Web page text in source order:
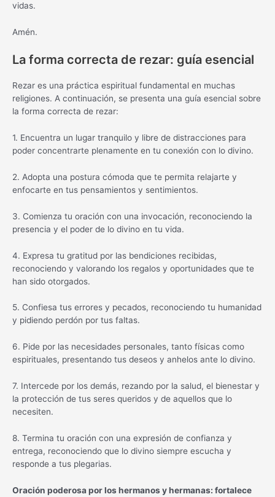
vidas.
Amén.
La forma correcta de rezar: guía esencial
Rezar es una práctica espiritual fundamental en muchas
religiones. A continuación, se presenta una guía esencial sobre
la forma correcta de rezar:
1. Encuentra un lugar tranquilo y libre de distracciones para
poder concentrarte plenamente en tu conexión con lo divino.
2. Adopta una postura cómoda que te permita relajarte y
enfocarte en tus pensamientos y sentimientos.
3. Comienza tu oración con una invocación, reconociendo la
presencia y el poder de lo divino en tu vida.
4. Expresa tu gratitud por las bendiciones recibidas,
reconociendo y valorando los regalos y oportunidades que te
han sido otorgados.
5. Confiesa tus errores y pecados, reconociendo tu humanidad
y pidiendo perdón por tus faltas.
6. Pide por las necesidades personales, tanto físicas como
espirituales, presentando tus deseos y anhelos ante lo divino.
7. Intercede por los demás, rezando por la salud, el bienestar y
la protección de tus seres queridos y de aquellos que lo
necesiten.
8. Termina tu oración con una expresión de confianza y
entrega, reconociendo que lo divino siempre escucha y
responde a tus plegarias.
Oración poderosa por los hermanos y hermanas: fortalece